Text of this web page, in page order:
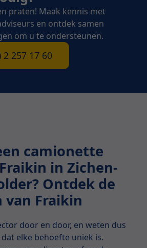
praten! Maak kennis met
en ontdek samen
om u te ondersteunen.
2 257 17 60
camionette
in Zichen-
Ontdek de
van Fraikin
door en door, en weten dus
elke behoefte uniek is.